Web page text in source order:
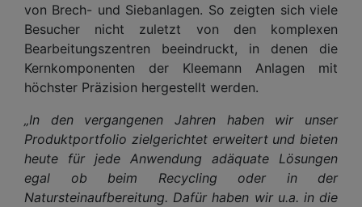
von Brech- und Siebanlagen. So zeigten sich viele
Besucher nicht zuletzt von den komplexen
Bearbeitungszentren beeindruckt, in denen die
Kernkomponenten der Kleemann Anlagen mit
höchster Präzision hergestellt werden.
„In den vergangenen Jahren haben wir unser
Produktportfolio zielgerichtet erweitert und bieten
heute für jede Anwendung adäquate Lösungen
egal ob beim Recycling oder in der
Natursteinaufbereitung. Dafür haben wir u.a. in die